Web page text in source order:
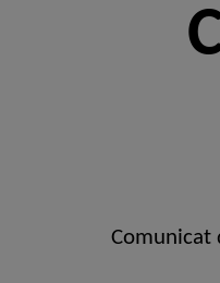
Comunicat